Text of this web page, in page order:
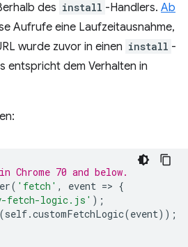
des install -Handlers. Ab
Aufrufe eine Laufzeitausnahme,
wurde zuvor in einen install -
entspricht dem Verhalten in
70 and below.
( 'fetch' , event => {
fetch-logic.js' );
(self.customFetchLogic(event));